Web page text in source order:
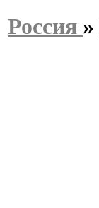
Россия »